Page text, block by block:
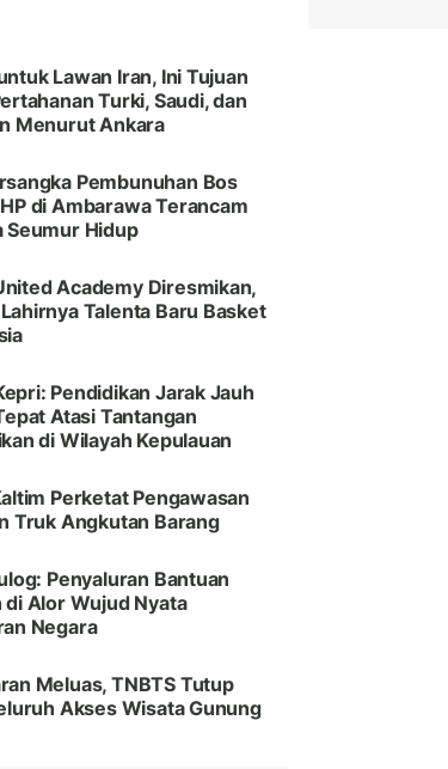
Lawan Iran, Ini Tujuan
Turki, Saudi, dan
Menurut Ankara
Pembunuhan Bos
di Ambarawa Terancam
Seumur Hidup
Academy Diresmikan,
Talenta Baru Basket
Pendidikan Jarak Jauh
Atasi Tantangan
di Wilayah Kepulauan
Perketat Pengawasan
Truk Angkutan Barang
Penyaluran Bantuan
di Alor Wujud Nyata
Negara
Meluas, TNBTS Tutup
Akses Wisata Gunung